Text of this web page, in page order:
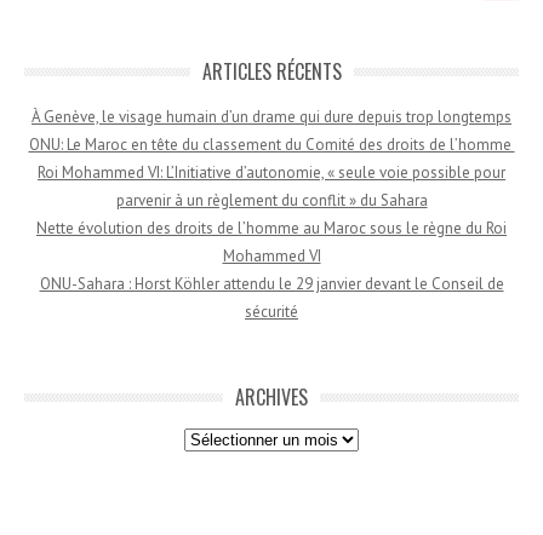
ARTICLES RÉCENTS
À Genève, le visage humain d’un drame qui dure depuis trop longtemps
ONU: Le Maroc en tête du classement du Comité des droits de l’homme
Roi Mohammed VI: L’Initiative d’autonomie, « seule voie possible pour
parvenir à un règlement du conflit » du Sahara
Nette évolution des droits de l’homme au Maroc sous le règne du Roi
Mohammed VI
ONU-Sahara : Horst Köhler attendu le 29 janvier devant le Conseil de
sécurité
ARCHIVES
Archives